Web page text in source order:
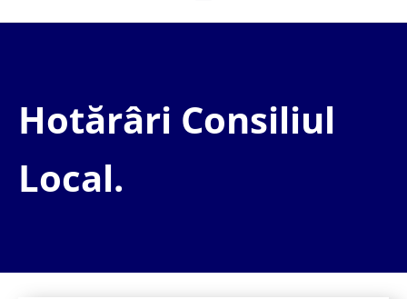
Hotărâri Consiliul
Local.